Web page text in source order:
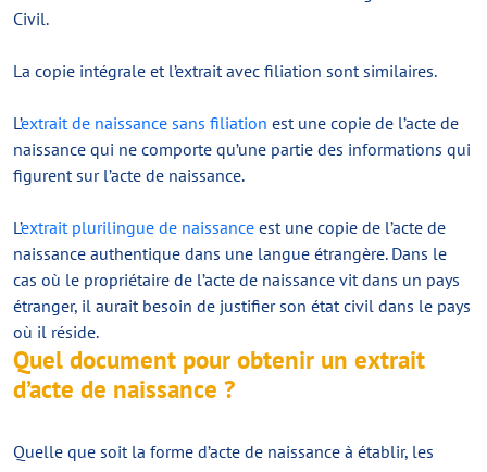
Civil.
La copie intégrale et l’extrait avec filiation sont similaires.
L’extrait de naissance sans filiation est une copie de l’acte de
naissance qui ne comporte qu’une partie des informations qui
figurent sur l’acte de naissance.
L’extrait plurilingue de naissance est une copie de l’acte de
naissance authentique dans une langue étrangère. Dans le
cas où le propriétaire de l’acte de naissance vit dans un pays
étranger, il aurait besoin de justifier son état civil dans le pays
où il réside.
Quel document pour obtenir un extrait
d’acte de naissance ?
Quelle que soit la forme d’acte de naissance à établir, les